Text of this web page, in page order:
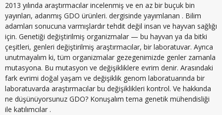
2013 yılında araştırmacılar incelenmiş ve en az bir buçuk bin
yayınları, adanmış GDO ürünleri. dergisinde yayımlanan . Bilim
adamları sonucuna varmışlardır tehdit değil insan ve hayvan sağlığı
için. Genetiği değiştirilmiş organizmalar — bu hayvan ya da bitki
çeşitleri, genleri değiştirilmiş araştırmacılar, bir laboratuvar. Ayrıca
unutmayalım ki, tüm organizmalar gezegenimizde genler zamanla
mutasyona. Bu mutasyon ve değişikliklere evrim denir. Arasındaki
fark evrimi doğal yaşam ve değişiklik genom laboratuarında bir
laboratuvarda araştırmacılar bu değişiklikleri kontrol. Ve hakkında
ne düşünüyorsunuz GDO? Konuşalım tema genetik mühendisliği
ile katılımcılar .